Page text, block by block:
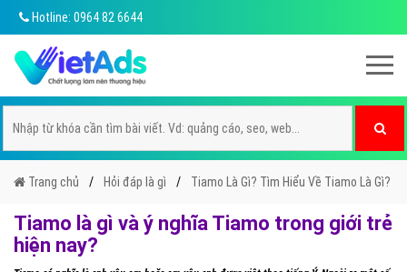
Hotline: 0964 82 6644
Trang chủ Hỏi đáp là gì Tiamo Là Gì? Tìm Hiểu Về Tiamo Là Gì?
Tiamo là gì và ý nghĩa Tiamo trong giới trẻ
hiện nay?